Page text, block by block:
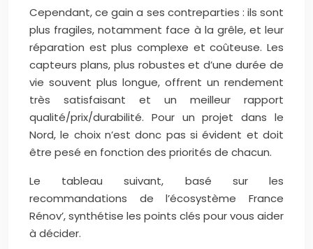
Cependant, ce gain a ses contreparties : ils sont
plus fragiles, notamment face à la grêle, et leur
réparation est plus complexe et coûteuse. Les
capteurs plans, plus robustes et d’une durée de
vie souvent plus longue, offrent un rendement
très satisfaisant et un meilleur rapport
qualité/prix/durabilité. Pour un projet dans le
Nord, le choix n’est donc pas si évident et doit
être pesé en fonction des priorités de chacun.
Le tableau suivant, basé sur les
recommandations de l’écosystème France
Rénov’, synthétise les points clés pour vous aider
à décider.